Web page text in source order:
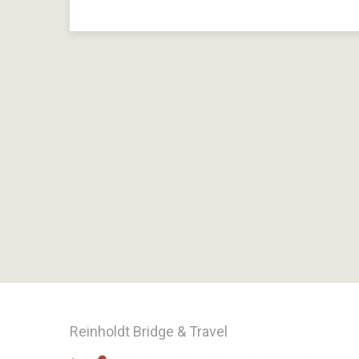
Reinholdt Bridge & Travel